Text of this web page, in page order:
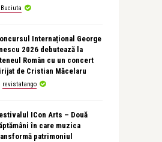
Internațional George
2026 debutează la
Român cu un concert
de Cristian Măcelaru
revistatango
ICon Arts – Două
în care muzica
patrimoniul